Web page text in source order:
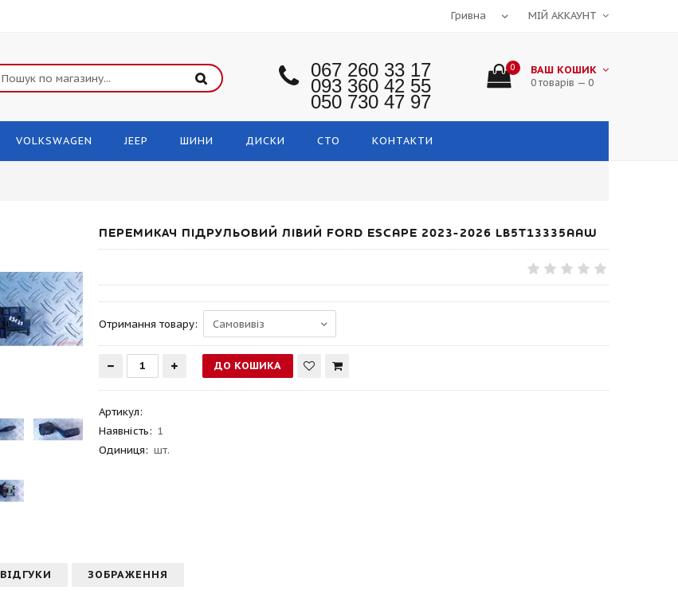
МІЙ АККАУНТ
067 260 33 17
093 360 42 55
050 730 47 97
0 ВАШ КОШИК
0 товарів — 0
VOLKSWAGEN JEEP ШИНИ ДИСКИ СТО КОНТАКТИ
ПЕРЕМИКАЧ ПІДРУЛЬОВИЙ ЛІВИЙ FORD ESCAPE 2023-2026 LB5T13335AAW
Отримання товару:
Артикул:
Наявність: 1
Одиниця: шт.
ВІДГУКИ ЗОБРАЖЕННЯ